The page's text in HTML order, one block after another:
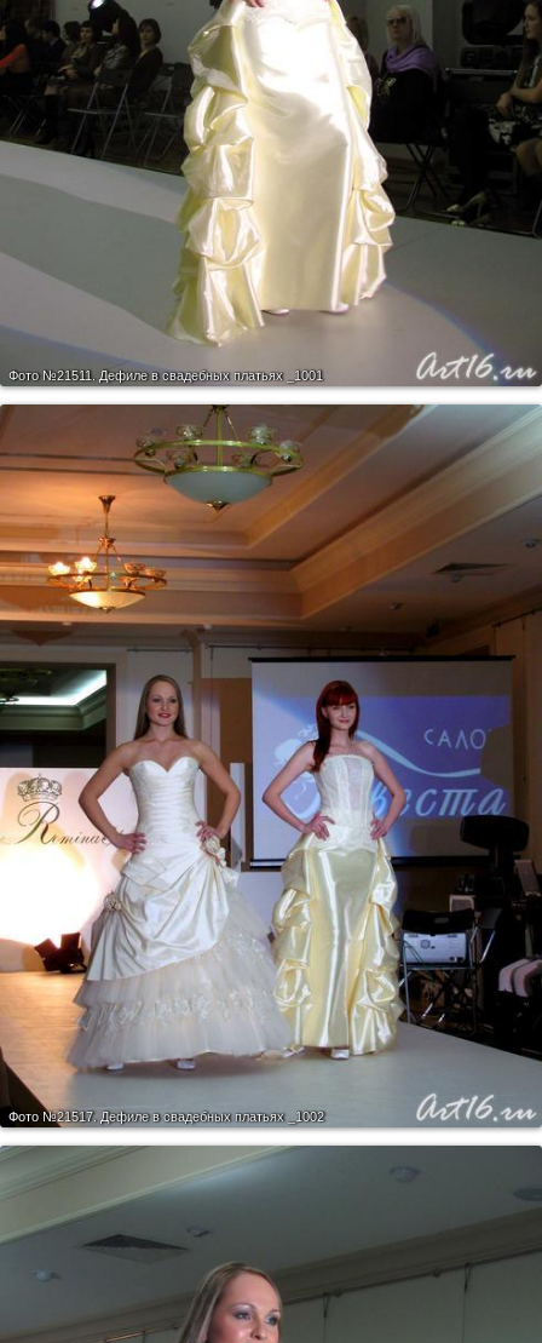
Фото №21511. Дефиле в свадебных платьях _1001
Фото №21517. Дефиле в свадебных платьях _1002